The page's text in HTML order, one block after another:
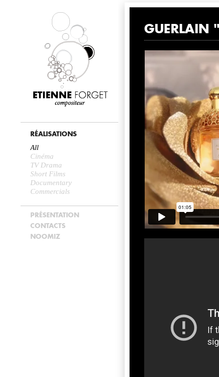
RÉALISATIONS
All
Cinéma
TV Drama
Short Films
Documentary
Commercials
PRÉSENTATION
CONTACTS
NOOMIZ
GUERLAIN